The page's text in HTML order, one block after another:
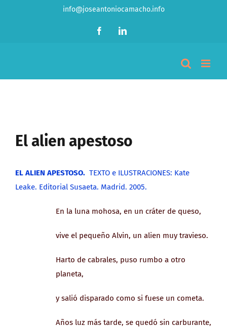
info@joseantoniocamacho.info
FacebookLinkedIn
imagen
más
El alien apestoso
EL ALIEN APESTOSO. TEXTO e ILUSTRACIONES: Kate
Leake. Editorial Susaeta. Madrid. 2005.
En la luna mohosa, en un cráter de queso,
vive el pequeño Alvin, un alien muy travieso.
Harto de cabrales, puso rumbo a otro
planeta,
y salió disparado como si fuese un cometa.
Años luz más tarde, se quedó sin carburante,